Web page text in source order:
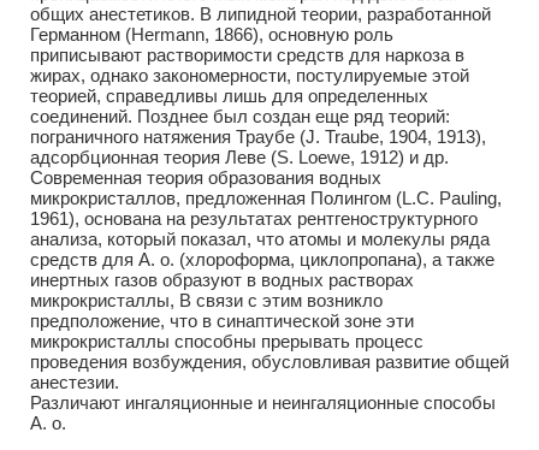
общих анестетиков. В липидной теории, разработанной
Германном (Hermann, 1866), основную роль
приписывают растворимости средств для наркоза в
жирах, однако закономерности, постулируемые этой
теорией, справедливы лишь для определенных
соединений. Позднее был создан еще ряд теорий:
пограничного натяжения Траубе (J. Traube, 1904, 1913),
адсорбционная теория Леве (S. Loewe, 1912) и др.
Современная теория образования водных
микрокристаллов, предложенная Полингом (L.С. Pauling,
1961), основана на результатах рентгеноструктурного
анализа, который показал, что атомы и молекулы ряда
средств для А. о. (хлороформа, циклопропана), а также
инертных газов образуют в водных растворах
микрокристаллы, В связи с этим возникло
предположение, что в синаптической зоне эти
микрокристаллы способны прерывать процесс
проведения возбуждения, обусловливая развитие общей
анестезии.
Различают ингаляционные и неингаляционные способы
А. о.